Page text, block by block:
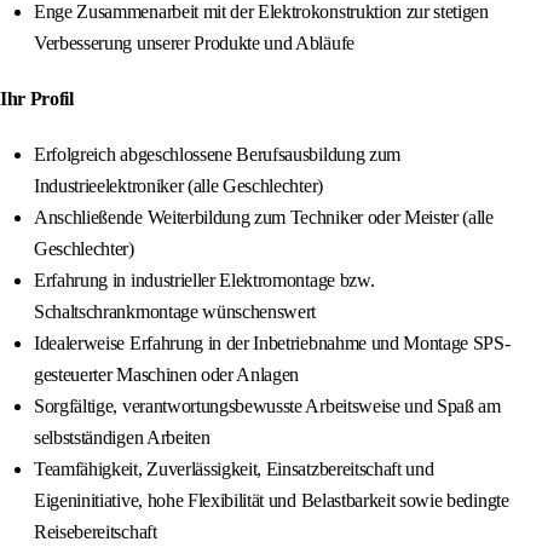
Enge Zusammenarbeit mit der Elektrokonstruktion zur stetigen
Verbesserung unserer Produkte und Abläufe
Ihr Profil
Erfolgreich abgeschlossene Berufsausbildung zum
Industrieelektroniker (alle Geschlechter)
Anschließende Weiterbildung zum Techniker oder Meister (alle
Geschlechter)
Erfahrung in industrieller Elektromontage bzw.
Schaltschrankmontage wünschenswert
Idealerweise Erfahrung in der Inbetriebnahme und Montage SPS-
gesteuerter Maschinen oder Anlagen
Sorgfältige, verantwortungsbewusste Arbeitsweise und Spaß am
selbstständigen Arbeiten
Teamfähigkeit, Zuverlässigkeit, Einsatzbereitschaft und
Eigeninitiative, hohe Flexibilität und Belastbarkeit sowie bedingte
Reisebereitschaft